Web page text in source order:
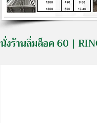
นั่งร้านลิ่มล็อค 60 |